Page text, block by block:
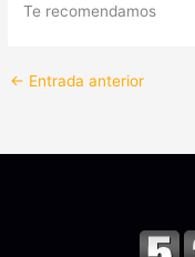
Te recomendamos
← Entrada anterior